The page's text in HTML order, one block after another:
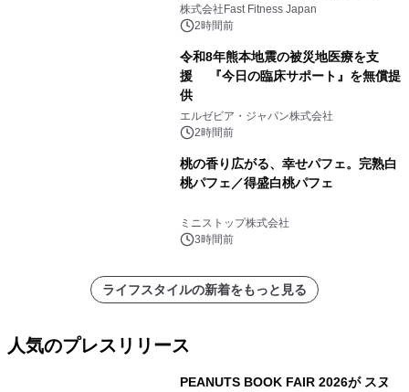
株式会社Fast Fitness Japan
2時間前
令和8年熊本地震の被災地医療を支
援 『今日の臨床サポート』を無償提
供
エルゼビア・ジャパン株式会社
2時間前
桃の香り広がる、幸せパフェ。完熟白
桃パフェ／得盛白桃パフェ
ミニストップ株式会社
3時間前
ライフスタイルの新着をもっと見る
人気のプレスリリース
PEANUTS BOOK FAIR 2026が スヌ